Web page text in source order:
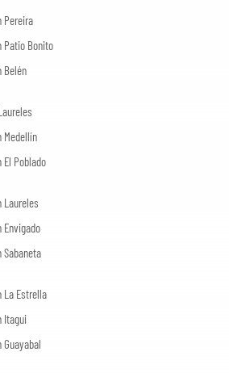
Pereira
Patio Bonito
Belén
Medellín
Poblado
Laureles
Envigado
Sabaneta
La Estrella
Itagui